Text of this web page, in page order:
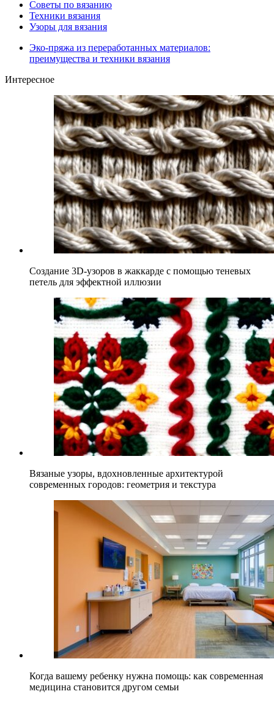
Советы по вязанию
Техники вязания
Узоры для вязания
Эко-пряжа из переработанных материалов:
преимущества и техники вязания
Интересное
Создание 3D-узоров в жаккарде с помощью теневых
петель для эффектной иллюзии
Вязаные узоры, вдохновленные архитектурой
современных городов: геометрия и текстура
Когда вашему ребенку нужна помощь: как современная
медицина становится другом семьи